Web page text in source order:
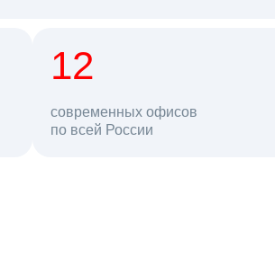
12
современных офисов
по всей Россиипользователей в день